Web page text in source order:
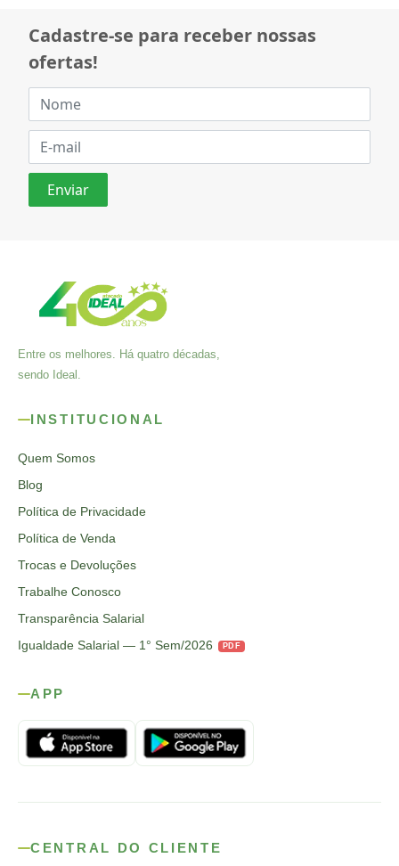
Cadastre-se para receber nossas
ofertas!
Entre os melhores. Há quatro décadas,
sendo Ideal.
INSTITUCIONAL
Quem Somos
Blog
Política de Privacidade
Política de Venda
Trocas e Devoluções
Trabalhe Conosco
Transparência Salarial
Igualdade Salarial — 1° Sem/2026
PDF
APP
CENTRAL DO CLIENTE